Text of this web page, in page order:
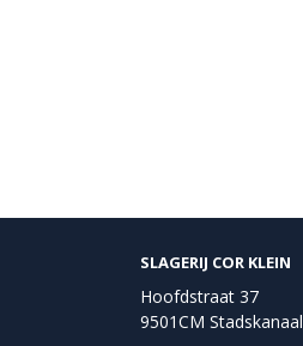
SLAGERIJ COR KLEIN
Hoofdstraat 37
9501CM Stadskanaal